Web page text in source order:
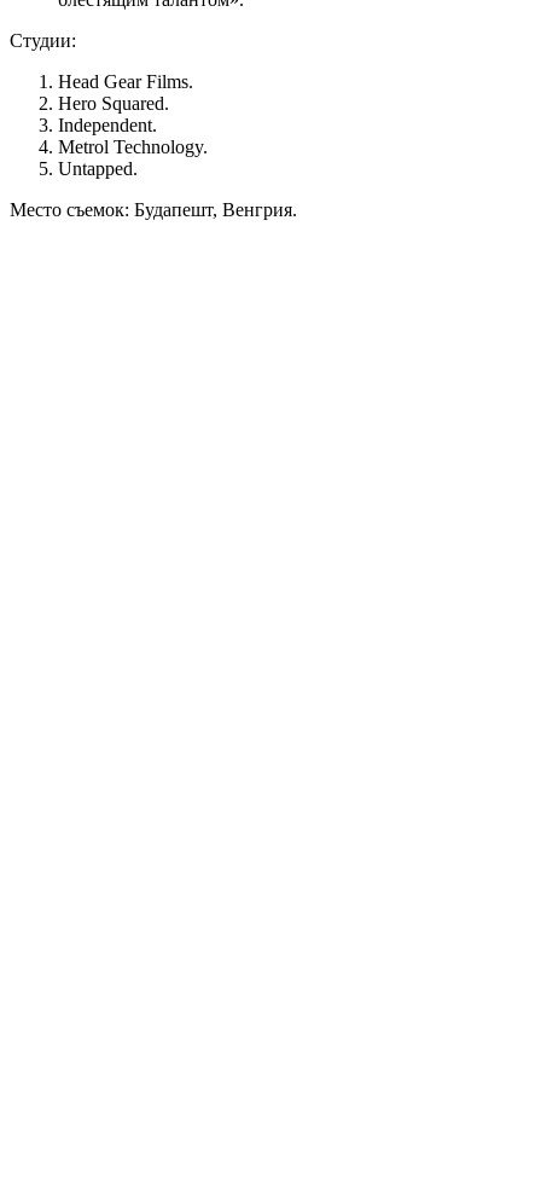
Студии:
Head Gear Films.
Hero Squared.
Independent.
Metrol Technology.
Untapped.
Место съемок: Будапешт, Венгрия.